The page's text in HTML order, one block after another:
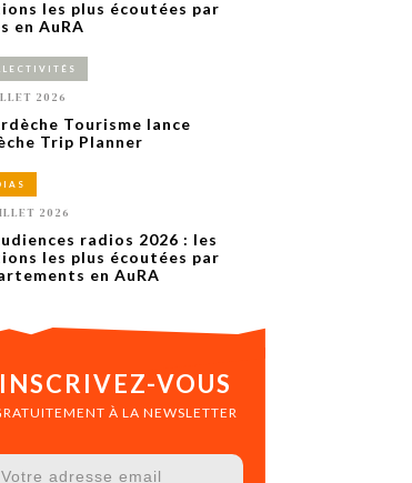
1 AN
les plus écoutées par
en AuRA
2026
Tourisme lance
Trip Planner
2026
radios 2026 : les
les plus écoutées par
en AuRA
INSCRIVEZ-VOUS
À LA NEWSLETTER